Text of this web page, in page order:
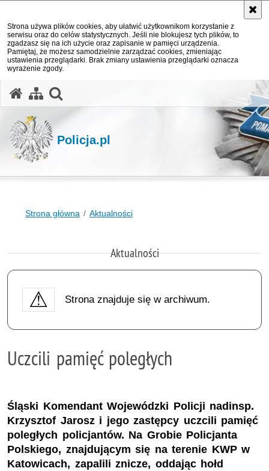
Strona używa plików cookies, aby ułatwić użytkownikom korzystanie z
serwisu oraz do celów statystycznych. Jeśli nie blokujesz tych plików, to
zgadzasz się na ich użycie oraz zapisanie w pamięci urządzenia.
Pamiętaj, że możesz samodzielnie zarządzać cookies, zmieniając
ustawienia przeglądarki. Brak zmiany ustawienia przeglądarki oznacza
wyrażenie zgody.
Policja.pl
Strona główna Aktualności
Aktualności
Strona znajduje się w archiwum.
Uczcili pamięć poległych
Śląski Komendant Wojewódzki Policji nadinsp.
Krzysztof Jarosz i jego zastępcy uczcili pamięć
poległych policjantów. Na Grobie Policjanta
Polskiego, znajdującym się na terenie KWP w
Katowicach, zapalili znicze, oddając hołd